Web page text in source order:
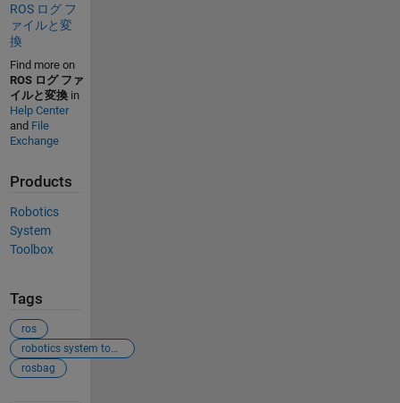
ROS ログ フ
ァイルと変
換
Find more on
ROS ログ ファ
イルと変換in
Help Center
and File
Exchange
Products
Robotics
System
Toolbox
Tags
ros
robotics system toolbox
rosbag